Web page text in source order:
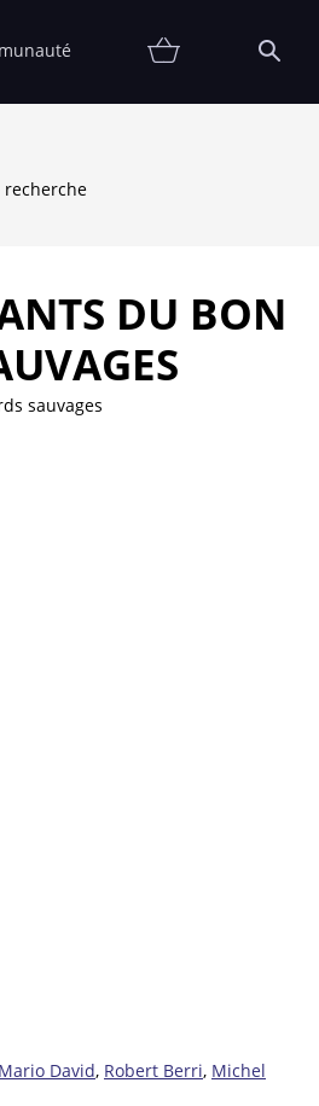
recherche
DU BON
sauvages
Mario David, Robert Berri, Michel